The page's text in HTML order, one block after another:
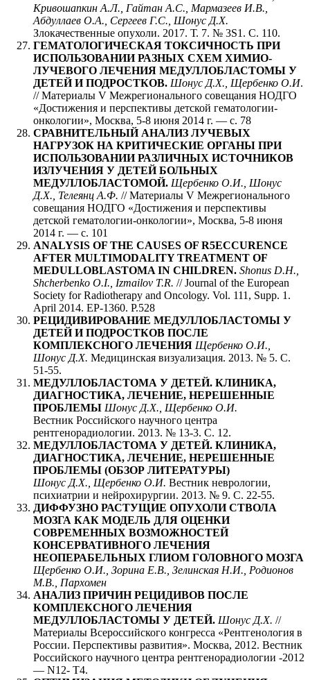
Кривошапкин А.Л., Гайтан А.С., Мармазеев И.В.,
Абдуллаев О.А., Сергеев Г.С., Шонус Д.Х.
Злокачественные опухоли. 2017. Т. 7. № 3S1. С. 110.
ГЕМАТОЛОГИЧЕСКАЯ ТОКСИЧНОСТЬ ПРИ
ИСПОЛЬЗОВАНИИ РАЗНЫХ СХЕМ ХИМИО-
ЛУЧЕВОГО ЛЕЧЕНИЯ МЕДУЛЛОБЛАСТОМЫ У
ДЕТЕЙ И ПОДРОСТКОВ. Шонус Д.Х., Щербенко О.И.
// Материалы V Межрегионального совещания НОДГО
«Достижения и перспективы детской гематологии-
онкологии», Москва, 5-8 июня 2014 г. — с. 78
СРАВНИТЕЛЬНЫЙ АНАЛИЗ ЛУЧЕВЫХ
НАГРУЗОК НА КРИТИЧЕСКИЕ ОРГАНЫ ПРИ
ИСПОЛЬЗОВАНИИ РАЗЛИЧНЫХ ИСТОЧНИКОВ
ИЗЛУЧЕНИЯ У ДЕТЕЙ БОЛЬНЫХ
МЕДУЛЛОБЛАСТОМОЙ. Щербенко О.И., Шонус
Д.Х., Телеянц А.Ф. // Материалы V Межрегионального
совещания НОДГО «Достижения и перспективы
детской гематологии-онкологии», Москва, 5-8 июня
2014 г. — с. 101
ANALYSIS OF THE CAUSES OF R5ECCURENCE
AFTER MULTIMODALITY TREATMENT OF
MEDULLOBLASTOMA IN CHILDREN. Shonus D.H.,
Shcherbenko O.I., Izmailov T.R. // Journal of the European
Society for Radiotherapy and Oncology. Vol. 111, Supp. 1.
April 2014. EP-1360. P.528
РЕЦИДИВИРОВАНИЕ МЕДУЛЛОБЛАСТОМЫ У
ДЕТЕЙ И ПОДРОСТКОВ ПОСЛЕ
КОМПЛЕКСНОГО ЛЕЧЕНИЯ Щербенко О.И.,
Шонус Д.Х. Медицинская визуализация. 2013. № 5. С.
51-55.
МЕДУЛЛОБЛАСТОМА У ДЕТЕЙ. КЛИНИКА,
ДИАГНОСТИКА, ЛЕЧЕНИЕ, НЕРЕШЕННЫЕ
ПРОБЛЕМЫ Шонус Д.Х., Щербенко О.И.
Вестник Российского научного центра
рентгенорадиологии. 2013. № 13-3. С. 12.
МЕДУЛЛОБЛАСТОМА У ДЕТЕЙ. КЛИНИКА,
ДИАГНОСТИКА, ЛЕЧЕНИЕ, НЕРЕШЕННЫЕ
ПРОБЛЕМЫ (ОБЗОР ЛИТЕРАТУРЫ)
Шонус Д.Х., Щербенко О.И. Вестник неврологии,
психиатрии и нейрохирургии. 2013. № 9. С. 22-55.
ДИФФУЗНО РАСТУЩИЕ ОПУХОЛИ СТВОЛА
МОЗГА КАК МОДЕЛЬ ДЛЯ ОЦЕНКИ
СОВРЕМЕННЫХ ВОЗМОЖНОСТЕЙ
КОНСЕРВАТИВНОГО ЛЕЧЕНИЯ
НЕОПЕРАБЕЛЬНЫХ ГЛИОМ ГОЛОВНОГО МОЗГА
Щербенко О.И., Зорина Е.В., Зелинская Н.И., Родионов
М.В., Пархомен
АНАЛИЗ ПРИЧИН РЕЦИДИВОВ ПОСЛЕ
КОМПЛЕКСНОГО ЛЕЧЕНИЯ
МЕДУЛЛОБЛАСТОМЫ У ДЕТЕЙ. Шонус Д.Х. //
Материалы Всероссийского конгресса «Рентгенология в
России. Перспективы развития». Москва, 2012. Вестник
Российского научного центра рентгенорадиологии -2012
— N12- Т4.